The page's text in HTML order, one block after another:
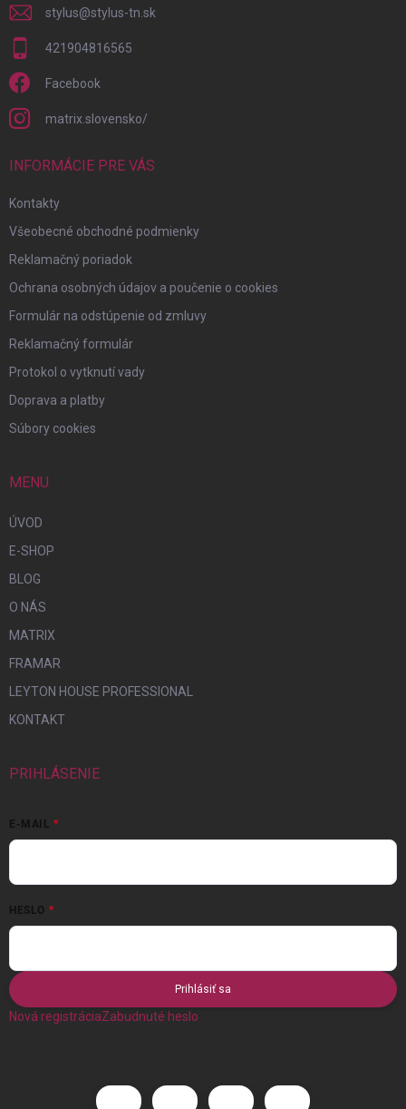
stylus@stylus-tn.sk
421904816565
Facebook
matrix.slovensko/
INFORMÁCIE PRE VÁS
Kontakty
Všeobecné obchodné podmienky
Reklamačný poriadok
Ochrana osobných údajov a poučenie o cookies
Formulár na odstúpenie od zmluvy
Reklamačný formulár
Protokol o vytknutí vady
Doprava a platby
Súbory cookies
MENU
ÚVOD
E-SHOP
BLOG
O NÁS
MATRIX
FRAMAR
LEYTON HOUSE PROFESSIONAL
KONTAKT
PRIHLÁSENIE
E-MAIL
HESLO
Prihlásiť sa
Nová registráciaZabudnuté heslo